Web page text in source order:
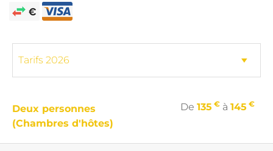
Deux personnes
(Chambres d'hôtes)
De 135 € à 145 €